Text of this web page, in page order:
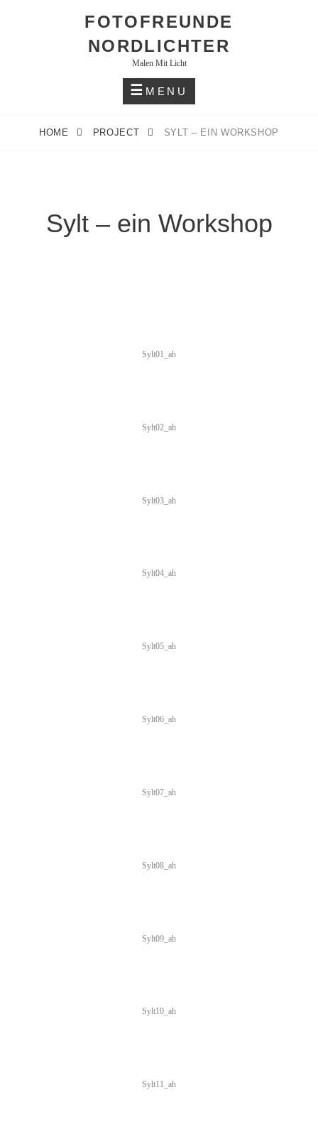
FOTOFREUNDE
NORDLICHTER
Malen Mit Licht
MENU
HOME PROJECT SYLT – EIN WORKSHOP
Sylt – ein Workshop
Sylt01_ah
Sylt02_ah
Sylt03_ah
Sylt04_ah
Sylt05_ah
Sylt06_ah
Sylt07_ah
Sylt08_ah
Sylt09_ah
Sylt10_ah
Sylt11_ah